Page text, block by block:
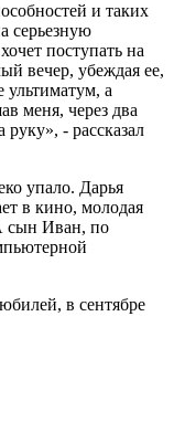
и таких
серьезную
поступать на
вечер, убеждая ее,
ультиматум, а
меня, через два
руку», - рассказал
упало. Дарья
в кино, молодая
сын Иван, по
в сентябре